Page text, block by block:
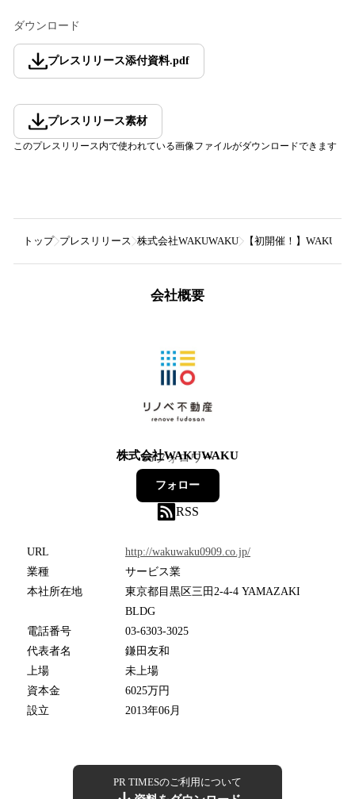
ダウンロード
プレスリリース添付資料.pdf
プレスリリース素材
このプレスリリース内で使われている画像ファイルがダウンロードできます
トップ プレスリリース 株式会社WAKUWAKU 【初開催！】
会社概要
株式会社WAKUWAKU
66フォロワー
フォロー
RSS
URL
http://wakuwaku0909.co.jp/
業種
サービス業
本社所在地
東京都目黒区三田2-4-4 YAMAZAKI
BLDG
電話番号
03-6303-3025
代表者名
鎌田友和
上場
未上場
資本金
6025万円
設立
2013年06月
PR TIMESのご利用について